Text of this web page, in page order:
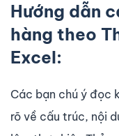
Hướng dẫn
hàng theo
Excel:
Các bạn chú ý đọc
rõ về cấu trúc, nội